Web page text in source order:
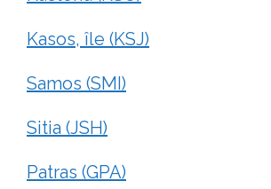
Kasos, île (KSJ)
Samos (SMI)
Sitia (JSH)
Patras (GPA)